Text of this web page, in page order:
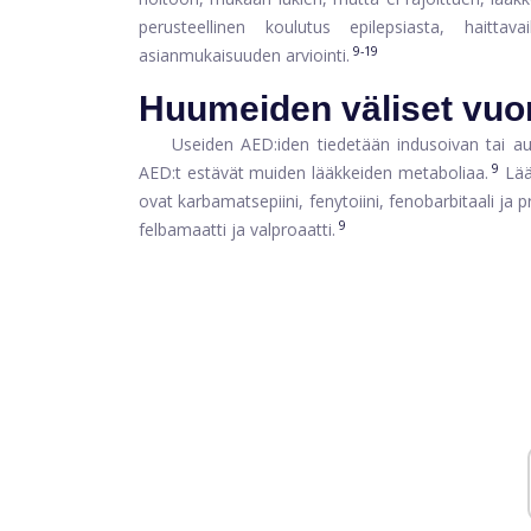
perusteellinen koulutus epilepsiasta,
asianmukaisuuden arviointi. 9-19
Huumeiden väliset
Useiden AED:iden tiedetään indusoivan tai
AED:t estävät muiden lääkkeiden metaboliaa. 9
ovat karbamatsepiini, fenytoiini, fenobarbitaali ja
felbamaatti ja valproaatti. 9